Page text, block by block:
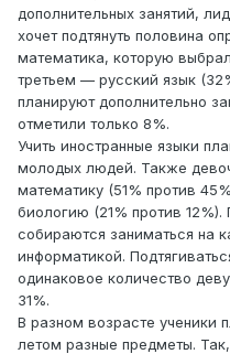
дополнительных занятий,
хочет подтянуть половина
математика, которую
третьем — русский язык
планируют дополнительно
отметили только 8%.
Учить иностранные языки
молодых людей. Также
математику (51% против
биологию (21% против
собираются заниматься на
информатикой.
одинаковое количество
31%.
В разном возрасте ученики
летом разные предметы.